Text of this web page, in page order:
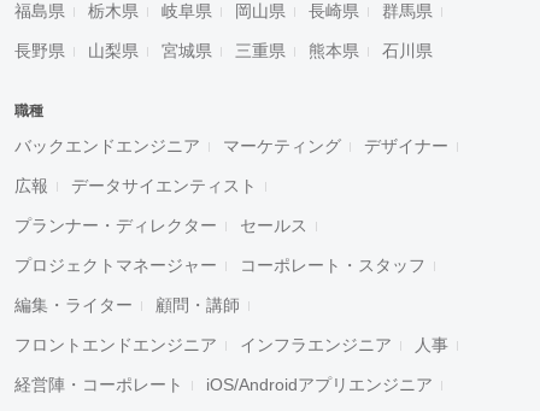
福島県 栃木県 岐阜県 岡山県 長崎県 群馬県
長野県 山梨県 宮城県 三重県 熊本県 石川県
職種
バックエンドエンジニア マーケティング デザイナー
広報 データサイエンティスト
プランナー・ディレクター セールス
プロジェクトマネージャー コーポレート・スタッフ
編集・ライター 顧問・講師
フロントエンドエンジニア インフラエンジニア 人事
経営陣・コーポレート iOS/Androidアプリエンジニア